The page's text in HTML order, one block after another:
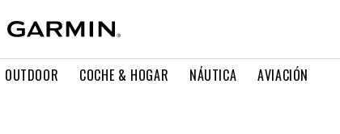
OUTDOOR COCHE & HOGAR NÁUTICA AVIACIÓN